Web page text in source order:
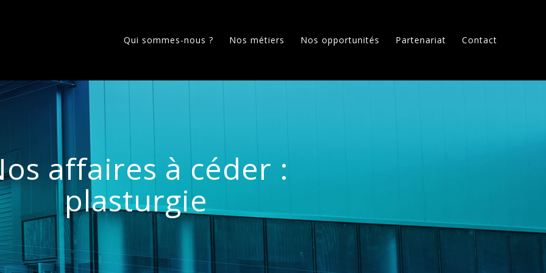
Qui sommes-nous ? Nos métiers Nos opportunités Partenariat Contact
affaires à céder :
plasturgie